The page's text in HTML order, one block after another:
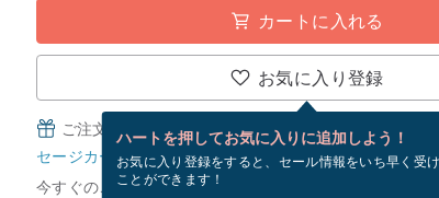
カートに入れる
お気に入り登録
ハートを押してお気に入りに追加しよう！
お気に入り登録をすると、セール情報をいち早く受
ことができます！
ご注文完了後、無料でWebメッセージカードを作成
セージカードとは？
今すぐのご注文で8/16~8/18にお届け予定です。